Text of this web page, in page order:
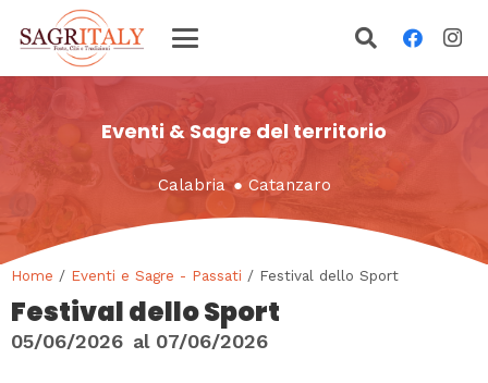
Eventi & Sagre del territorio
Calabria ● Catanzaro
Home / Eventi e Sagre - Passati / Festival dello Sport
Festival dello Sport
05/06/2026 al 07/06/2026